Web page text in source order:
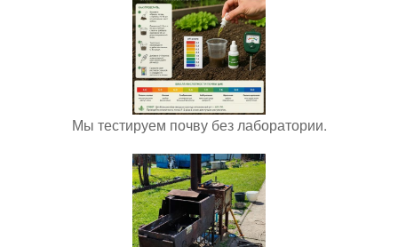
Мы тестируем почву без лаборатории.